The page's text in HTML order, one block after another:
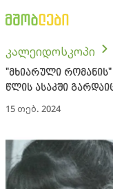
კალეიდოსკოპი
"მხიარული
წლის ასაკში
15 თებ. 2024